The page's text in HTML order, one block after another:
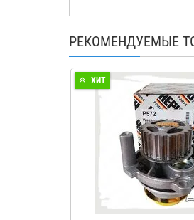
РЕКОМЕНДУЕМЫЕ
ХИТ